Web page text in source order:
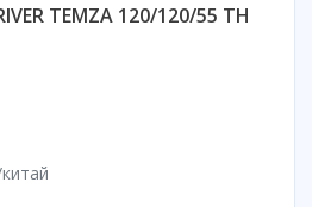
TEMZA 120/120/55 TH